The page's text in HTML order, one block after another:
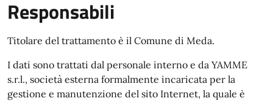
Responsabili
Titolare del trattamento è il Comune di Meda.
I dati sono trattati dal personale interno e da YAMME
s.r.l., società esterna formalmente incaricata per la
gestione e manutenzione del sito Internet, la quale è